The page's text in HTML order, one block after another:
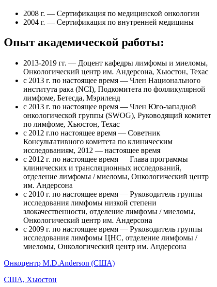
2008 г. — Сертификация по медицинской онкологии
2004 г. — Сертификация по внутренней медицины
Опыт академической работы:
2013-2019 гг. — Доцент кафедры лимфомы и миеломы,
Онкологический центр им. Андерсона, Хьюстон, Техас
с 2013 г. по настоящее время — Член Национального
института рака (NCI), Подкомитета по фолликулярной
лимфоме, Бетесда, Мэриленд
с 2013 г. по настоящее время — Член Юго-западной
онкологической группы (SWOG), Руководящий комитет
по лимфоме, Хьюстон, Техас
с 2012 г.по настоящее время — Советник
Консультативного комитета по клиническим
исследованиям, 2012 — настоящее время
с 2012 г. по настоящее время — Глава программы
клинических и трансляционных исследований,
отделение лимфомы / миеломы, Онкологический центр
им. Андерсона
с 2010 г. по настоящее время — Руководитель группы
исследования лимфомы низкой степени
злокачественности, отделение лимфомы / миеломы,
Онкологический центр им. Андерсона
с 2009 г. по настоящее время — Руководитель группы
исследования лимфомы ЦНС, отделение лимфомы /
миеломы, Онкологический центр им. Андерсона
Онкоцентр M.D.Anderson (США)
США, Хьюстон